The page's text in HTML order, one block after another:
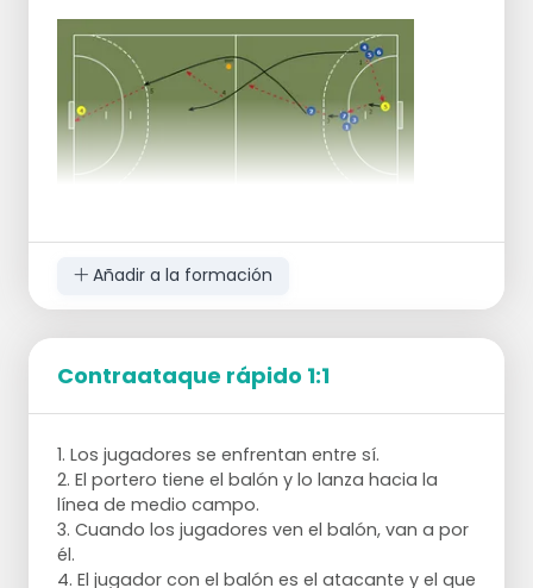
Añadir a la formación
Contraataque rápido 1:1
1. Los jugadores se enfrentan entre sí.
2. El portero tiene el balón y lo lanza hacia la
línea de medio campo.
3. Cuando los jugadores ven el balón, van a por
él.
4. El jugador con el balón es el atacante y el que